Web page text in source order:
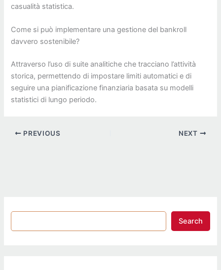
casualità statistica.
Come si può implementare una gestione del bankroll
davvero sostenibile?
Attraverso l’uso di suite analitiche che tracciano l’attività
storica, permettendo di impostare limiti automatici e di
seguire una pianificazione finanziaria basata su modelli
statistici di lungo periodo.
PREVIOUS NEXT
Search